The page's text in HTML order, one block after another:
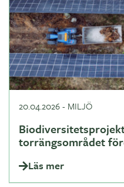
20.04.2026- MILJÖ
torrängsområdet
Läs mer